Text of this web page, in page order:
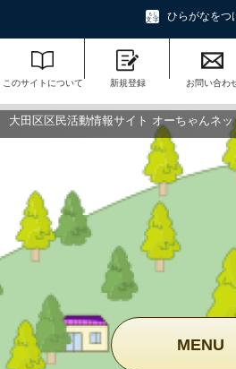
ひらがなをつ
このサイトについて 新規登録 お問い合わ
大田区区民活動情報サイト オーちゃんネッ
MENU